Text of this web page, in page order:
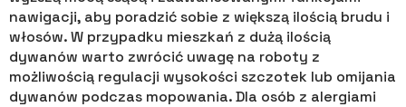
nawigacji, aby poradzić sobie z większą ilością brudu i
włosów. W przypadku mieszkań z dużą ilością
dywanów warto zwrócić uwagę na roboty z
możliwością regulacji wysokości szczotek lub omijania
dywanów podczas mopowania. Dla osób z alergiami